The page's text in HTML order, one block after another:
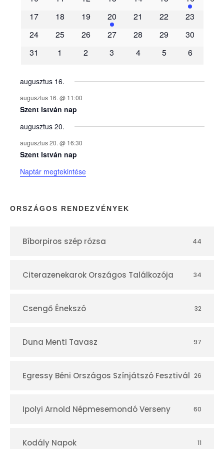
m
é
n
y
e
k
n
a
p
r
17
18 19 20 21 22
23
24
25 26 27 28 29
30
31
1 2 3 4 5 6
augusztus 16.
augusztus 16. @ 11:00
Szent István nap
augusztus 20.
augusztus 20. @ 16:30
Szent István nap
Naptár megtekintése
ORSZÁGOS RENDEZVÉNYEK
Bíborpiros szép rózsa 44
Citerazenekarok Országos Találkozója 34
Csengő Énekszó 32
Duna Menti Tavasz 97
Egressy Béni Országos Színjátszó Fesztivál 26
Ipolyi Arnold Népmesemondó Verseny 60
Kodály Napok 11